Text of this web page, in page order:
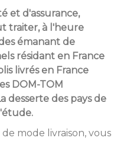
et d'assurance,
traiter, à l'heure
émanant de
résidant en France
livrés en France
DOM-TOM
desserte des pays de
mode livraison, vous